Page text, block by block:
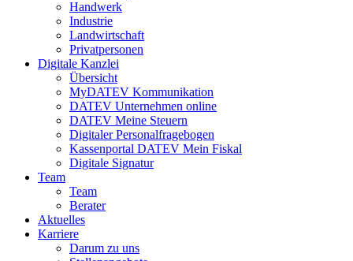
Handwerk
Industrie
Landwirtschaft
Privatpersonen
Digitale Kanzlei
Übersicht
MyDATEV Kommunikation
DATEV Unternehmen online
DATEV Meine Steuern
Digitaler Personalfragebogen
Kassenportal DATEV Mein Fiskal
Digitale Signatur
Team
Team
Berater
Aktuelles
Karriere
Darum zu uns